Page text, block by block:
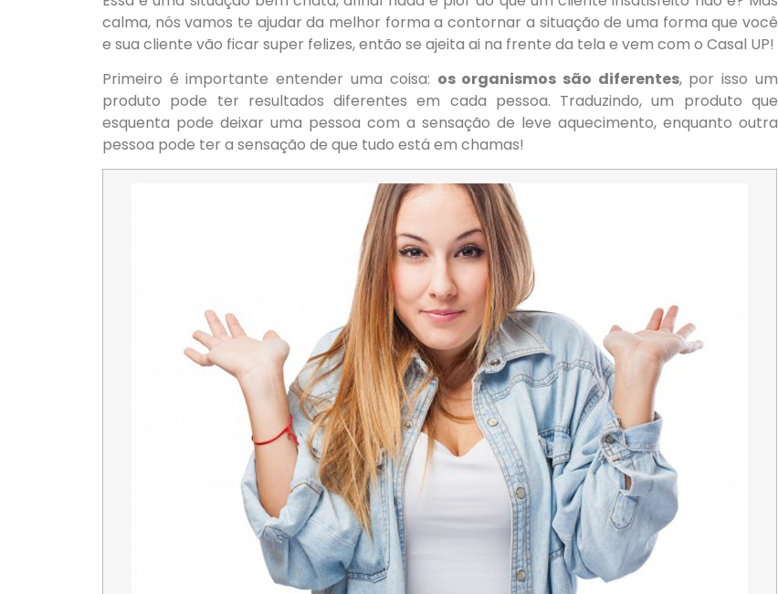
calma, nós vamos te ajudar da melhor forma a contornar a situação de uma forma que você
e sua cliente vão ficar super felizes, então se ajeita ai na frente da tela e vem com o Casal UP!
Primeiro é importante entender uma coisa: os organismos são diferentes, por isso um
produto pode ter resultados diferentes em cada pessoa. Traduzindo, um produto que
esquenta pode deixar uma pessoa com a sensação de leve aquecimento, enquanto outra
pessoa pode ter a sensação de que tudo está em chamas!